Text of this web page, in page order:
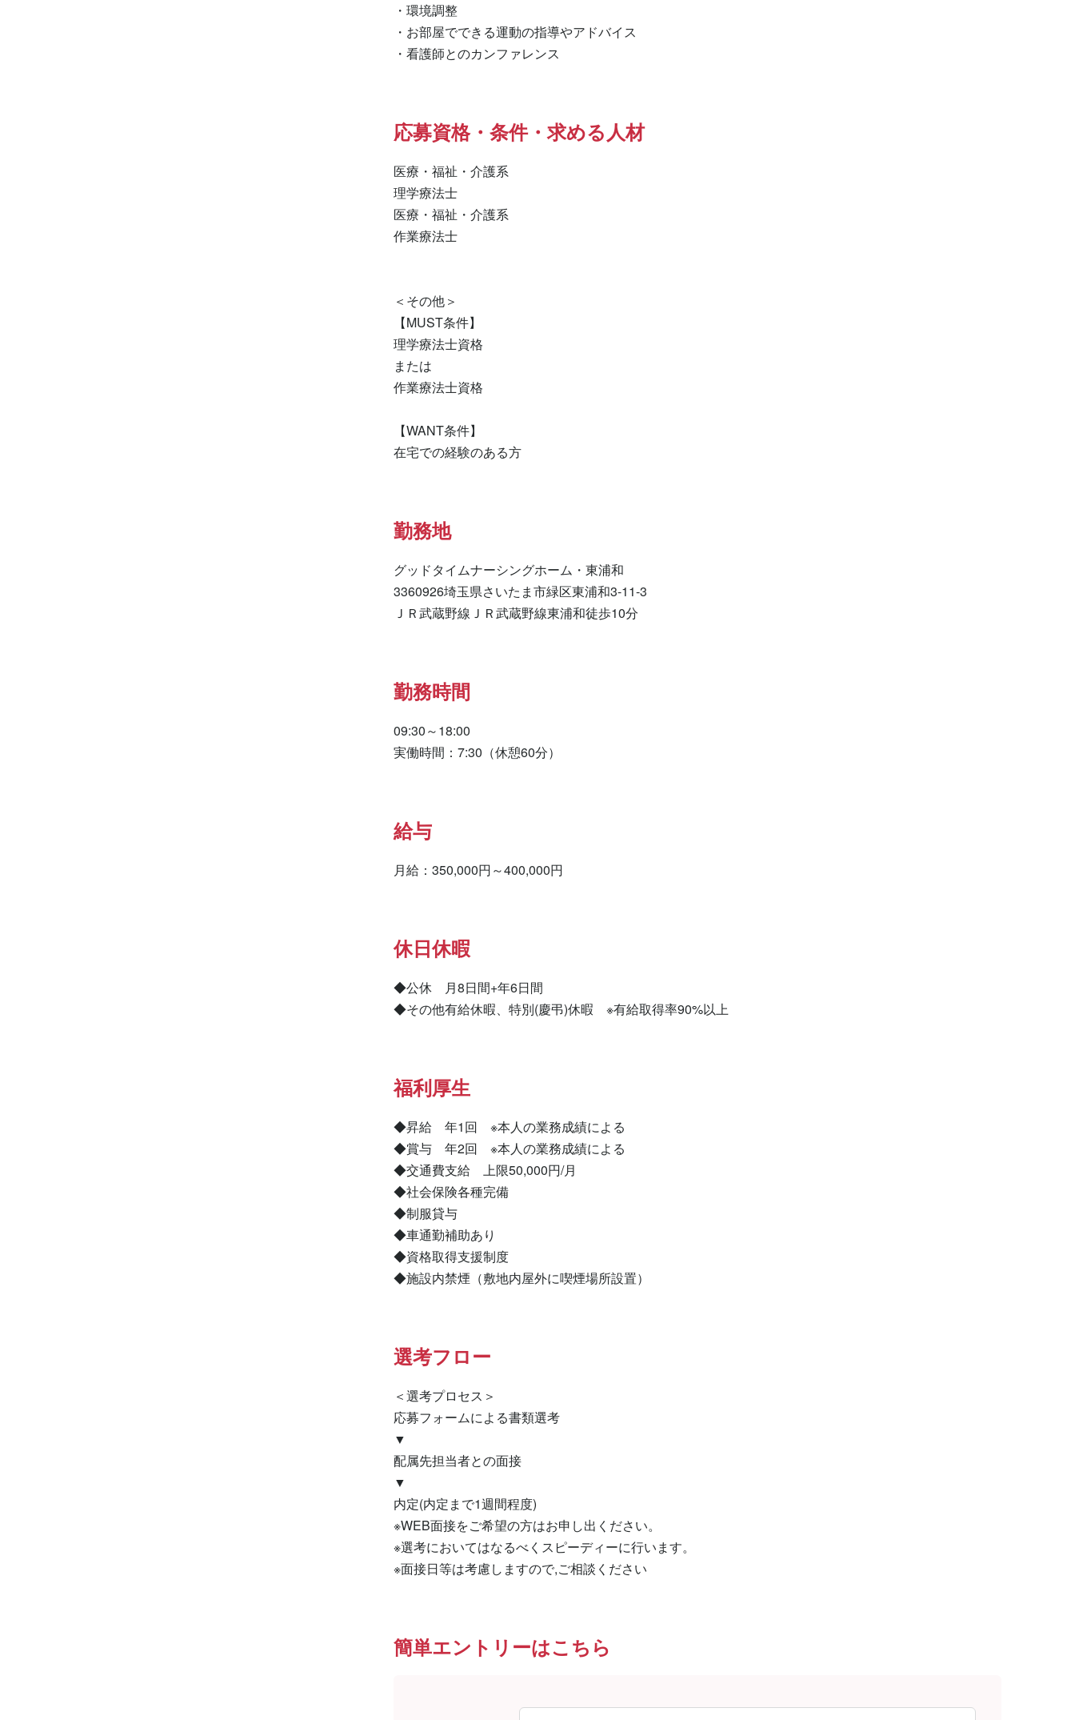
・環境調整
・お部屋でできる運動の指導やアドバイス
・看護師とのカンファレンス
応募資格・条件・求める人材
医療・福祉・介護系
理学療法士
医療・福祉・介護系
作業療法士
＜その他＞
【MUST条件】
理学療法士資格
または
作業療法士資格
【WANT条件】
在宅での経験のある方
勤務地
グッドタイムナーシングホーム・東浦和
3360926埼玉県さいたま市緑区東浦和3-11-3
ＪＲ武蔵野線ＪＲ武蔵野線東浦和徒歩10分
勤務時間
09:30～18:00
実働時間：7:30（休憩60分）
給与
月給：350,000円～400,000円
休日休暇
◆公休　月8日間+年6日間
◆その他有給休暇、特別(慶弔)休暇　※有給取得率90%以上
福利厚生
◆昇給　年1回　※本人の業務成績による
◆賞与　年2回　※本人の業務成績による
◆交通費支給　上限50,000円/月
◆社会保険各種完備
◆制服貸与
◆車通勤補助あり
◆資格取得支援制度
◆施設内禁煙（敷地内屋外に喫煙場所設置）
選考フロー
＜選考プロセス＞
応募フォームによる書類選考
▼
配属先担当者との面接
▼
内定(内定まで1週間程度)
※WEB面接をご希望の方はお申し出ください。
※選考においてはなるべくスピーディーに行います。
※面接日等は考慮しますので,ご相談ください
簡単エントリーはこちら